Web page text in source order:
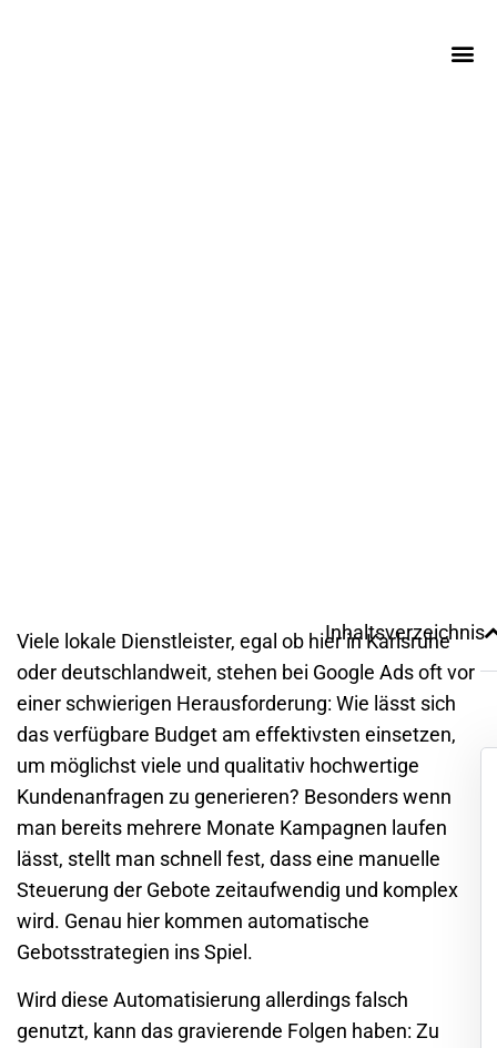
Viele lokale Dienstleister, egal ob hier inKarlsruhe
oder deutschlandweit, stehen bei Google Adsoft vor
einer schwierigen Herausforderung: Wie lässt sich
das verfügbare Budget am effektivsten einsetzen,
um möglichst viele und qualitativ hochwertige
Kundenanfragen zu generieren? Besonders wenn
man bereits mehrere Monate Kampagnen laufen
lässt, stellt man schnell fest, dass eine manuelle
Steuerung der Gebote zeitaufwendig und komplex
wird. Genau hier kommen automatische
Gebotsstrategien ins Spiel.
Wird diese Automatisierung allerdings falsch
genutzt, kann das gravierende Folgen haben: Zu
Inhaltsverzeichnis